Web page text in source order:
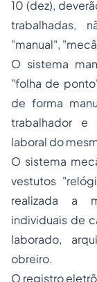
10 (dez),
trabalhadas,
"manual",
O sistema
"folha de
de forma
trabalhador e
laboral do
O sistema
vestutos
realizada a
individuais de
laborado,
obreiro.
O registro